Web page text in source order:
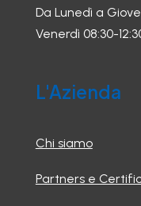
Da Lunedì a
Venerdì 08:30-
L'Azienda
Chi siamo
Partners e